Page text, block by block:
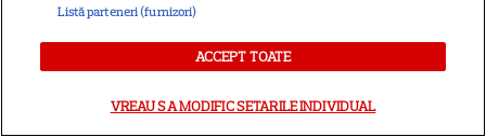
Tom Holland, decizie radicală
pentru noul său film! Ce
promisiune a făcut actorul
a făcut senzație prin dans
Listă parteneri (furnizori)
ACCEPT TOATE
VREAU SA MODIFIC SETARILE INDIVIDUAL